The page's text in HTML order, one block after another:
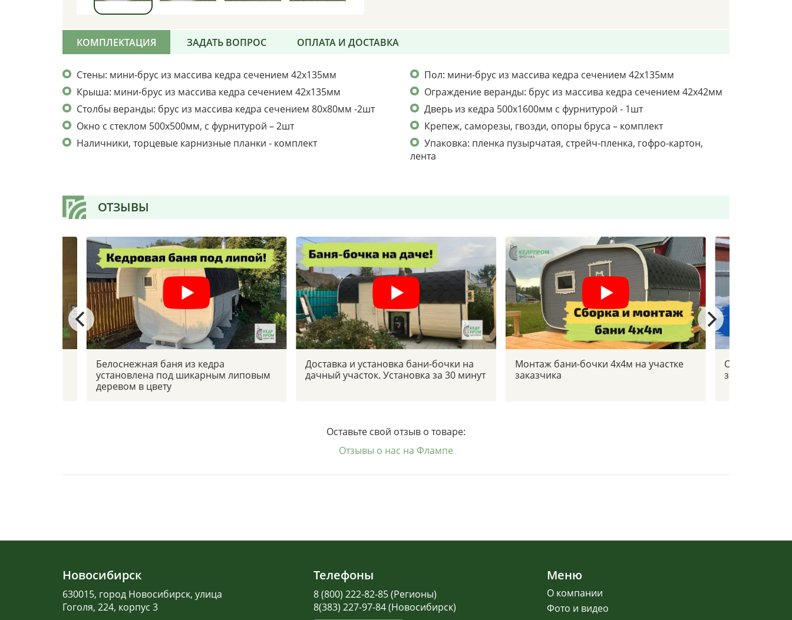
КОМПЛЕКТАЦИЯ ЗАДАТЬ ВОПРОС ОПЛАТА И ДОСТАВКА
Стены: мини-брус из массива кедра сечением 42х135мм
Пол: мини-брус из массива кедра сечением 42х135мм
Крыша: мини-брус из массива кедра сечением 42х135мм
Ограждение веранды: брус из массива кедра сечением 42х42мм
Столбы веранды: брус из массива кедра сечением 80х80мм -2шт
Дверь из кедра 500х1600мм с фурнитурой - 1шт
Окно с стеклом 500х500мм, с фурнитурой – 2шт
Крепеж, саморезы, гвозди, опоры бруса – комплект
Наличники, торцевые карнизные планки - комплект
Упаковка: пленка пузырчатая, стрейч-пленка, гофро-картон,
лента
ОТЗЫВЫ
Доставка и установка бани-бочки на
дачный участок. Установка за 30 минут
Монтаж бани-бочки 4х4м на участке
заказчика
Отзыв
зимой в -30с
Белоснежная баня из кедра
установлена под шикарным липовым
деревом в цвету
Оставьте свой отзыв о товаре:
Отзывы о нас на Флампе
Новосибирск
630015, город Новосибирск, улица
Гоголя, 224, корпус 3
Телефоны
8 (800) 222-82-85 (Регионы)
8(383) 227-97-84 (Новосибирск)
Меню
О компании
Фото и видео